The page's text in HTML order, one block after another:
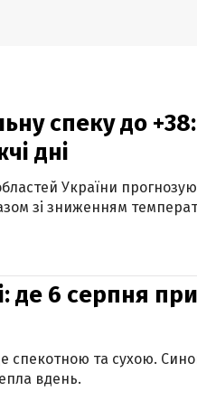
спеку до
дні
України
зі зниженням
де 6 серпня
спекотною та сухою.
вдень.